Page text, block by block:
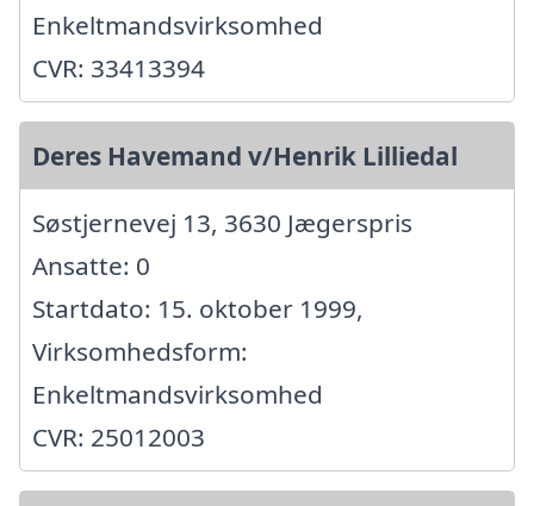
Enkeltmandsvirksomhed
CVR: 33413394
Deres Havemand v/Henrik Lilliedal
Søstjernevej 13, 3630 Jægerspris
Ansatte: 0
Startdato: 15. oktober 1999,
Virksomhedsform:
Enkeltmandsvirksomhed
CVR: 25012003